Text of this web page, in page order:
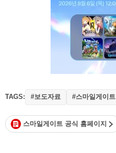
TAGS: #보도자료 #스마일게이트
스마일게이트 공식 홈페이지